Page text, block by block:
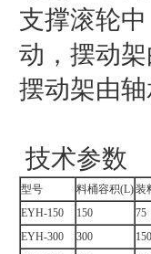
支撑滚轮
动，摆动
摆动架由
技术参数
型号 料桶容积(L)装
EYH-150
150
75
EYH-300
300
150